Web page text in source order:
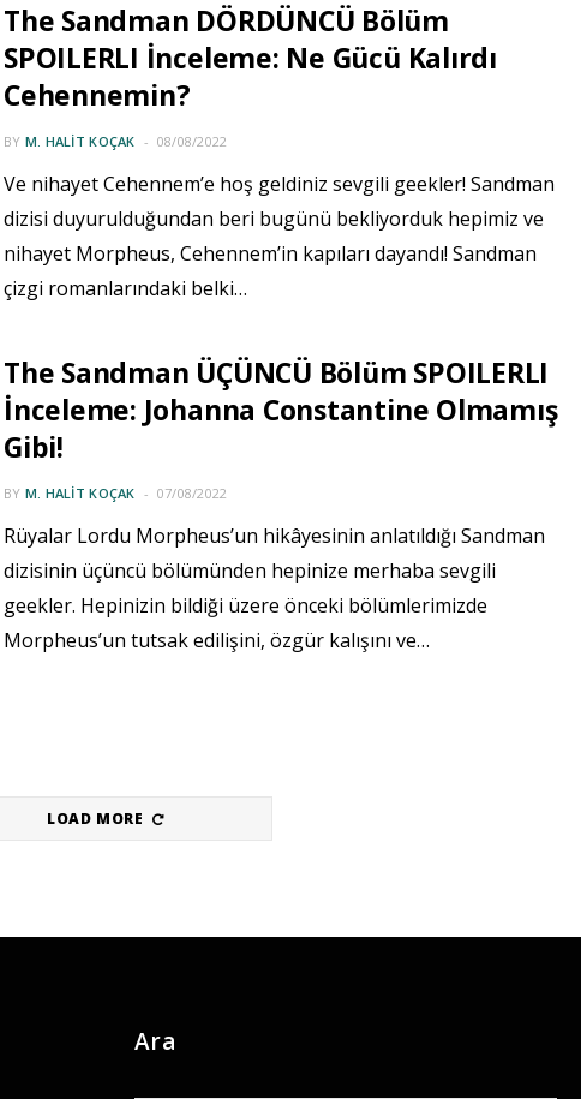
The Sandman DÖRDÜNCÜ Bölüm
SPOILERLI İnceleme: Ne Gücü Kalırdı
Cehennemin?
BY M. HALIT KOÇAK 08/08/2022
Ve nihayet Cehennem’e hoş geldiniz sevgili geekler! Sandman
dizisi duyurulduğundan beri bugünü bekliyorduk hepimiz ve
nihayet Morpheus, Cehennem’in kapıları dayandı! Sandman
çizgi romanlarındaki belki…
The Sandman ÜÇÜNCÜ Bölüm SPOILERLI
İnceleme: Johanna Constantine Olmamış
Gibi!
BY M. HALIT KOÇAK 07/08/2022
Rüyalar Lordu Morpheus’un hikâyesinin anlatıldığı Sandman
dizisinin üçüncü bölümünden hepinize merhaba sevgili
geekler. Hepinizin bildiği üzere önceki bölümlerimizde
Morpheus’un tutsak edilişini, özgür kalışını ve…
LOAD MORE
Ara